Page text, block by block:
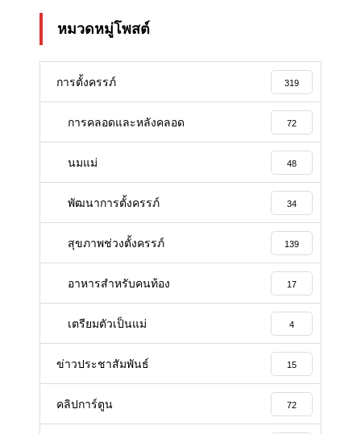
หมวดหมู่โพสต์
การตั้งครรภ์ 319
การคลอดและหลังคลอด 72
นมแม่ 48
พัฒนาการตั้งครรภ์ 34
สุขภาพช่วงตั้งครรภ์ 139
อาหารสําหรับคนท้อง 17
เตรียมตัวเป็นแม่ 4
ข่าวประชาสัมพันธ์ 15
คลิปการ์ตูน 72